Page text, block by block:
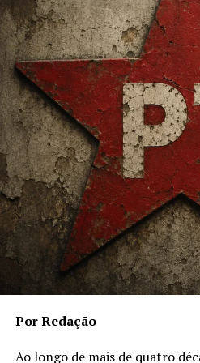
relacionados com as
passando de locais e
persistentes. Para responder
organizações estão passando
iniciativa como um
de benefícios.
A julgar pelas previsões
Econômico Mundial que está
será, sem dúvida, um setor
crescimento.
De acordo com o relatório:
Mudanças Climáticas na
Suíça, até 2050 as alterações
mais 14,5 milhões de mortes e
Por Redação
Ao longo de mais de quatro